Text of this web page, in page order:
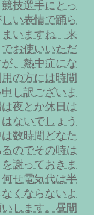
技選手にとっ
い表情で踊ら
いますね。来
お使いいただ
、熱中症にな
の方には時間
し訳ございま
夜とか休日は
ないでしょう
数時間どなた
のでその時は
謝っておきま
せ電気代は半
くならないよ
します。昼間